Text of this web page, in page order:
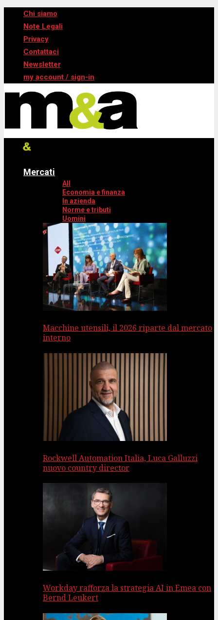
Chi siamo
Note Legali
Privacy
Contattaci
Newsletter
my account / sign-in
Mercati
All
Economia e finanza
In azienda
Norme e tributi
Uomini
Macchine utensili, il 2026 riparte dal mercato
interno
Rockwell Automation Italia, Luca Galluzzi
nuovo country director
Workday rafforza la strategia AI in Emea con
Bernd Leukert